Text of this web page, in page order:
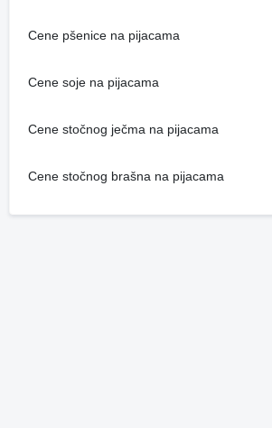
Cene pšenice na pijacama
Cene soje na pijacama
Cene stočnog ječma na pijacama
Cene stočnog brašna na pijacama